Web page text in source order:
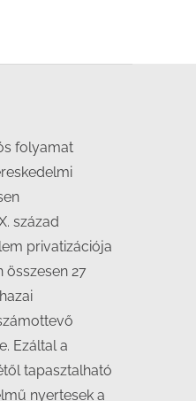
folyamat
század
privatizációja
összesen 27
Ezáltal a
tapasztalható
nyertesek a